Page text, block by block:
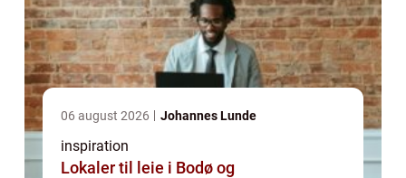
06 august 2026 Johannes Lunde
inspiration
Lokaler til leie i Bodø og